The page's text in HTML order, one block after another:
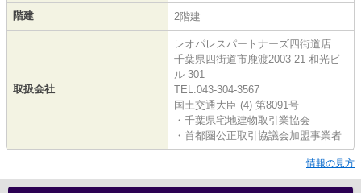
階建 2階建
取扱会社
レオパレスパートナーズ四街道店
千葉県四街道市鹿渡2003-21 和光ビ
ル 301
TEL:043-304-3567
国土交通大臣 (4) 第8091号
・千葉県宅地建物取引業協会
・首都圏公正取引協議会加盟事業者
情報の見方